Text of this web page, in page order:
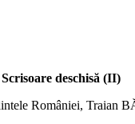
Scrisoare deschisă (II)
României, Traian